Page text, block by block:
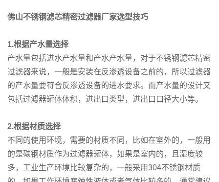
佛山不锈钢滤芯精密过滤器厂家选型技巧
1.根据产水量选择
产水量包括进水产水量和产水产水量，对于不锈钢滤芯精密
过滤器来说，一般是安装在反渗透设备之前的，所以过滤器
的产水量要符合反渗透设备的进水要求。而产水量的设计又
包括过滤器罐体体积，进出口类型，进出口口径大小等。
2.根据材质选择
不同的使用环境，需要的材质不同，比如在室外的，一般用
的是碳钢材质作为过滤器罐体，如果是室内的，且湿度较
多，工业生产环境比较复杂的，一般采用304不锈钢材质